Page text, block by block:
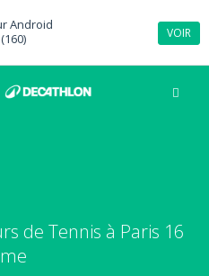
Android
(160)
VOIR
de Tennis à Paris 16